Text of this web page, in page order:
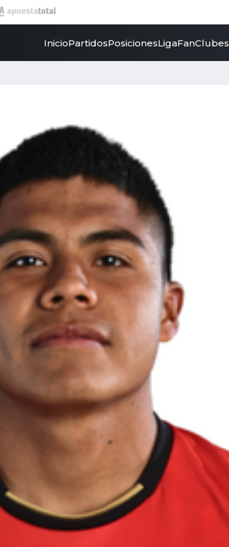
InicioPartidosPosicionesLigaFanClubes